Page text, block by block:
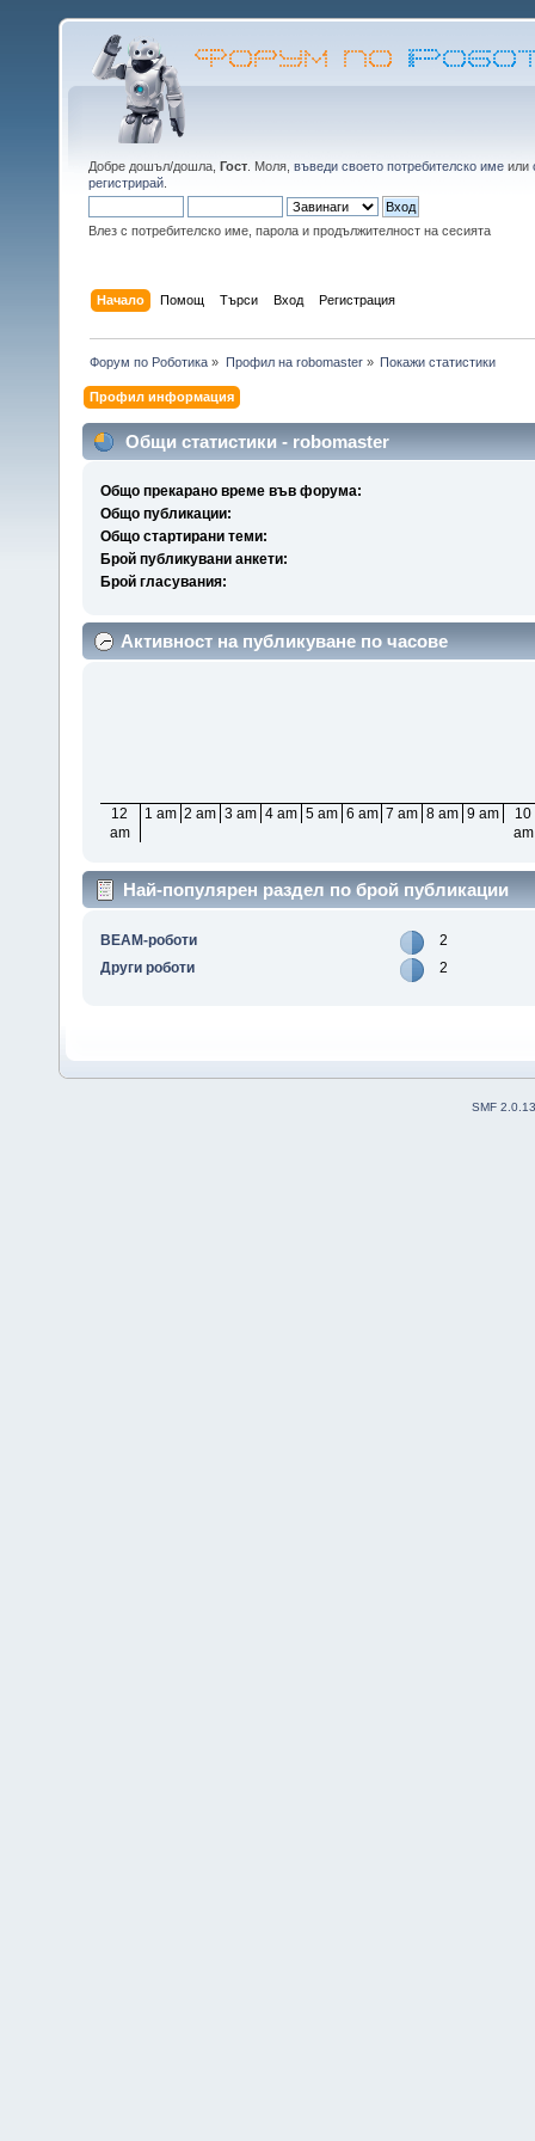
Добре дошъл/дошла, Гост . Моля, въведи своето потребителско име или
регистрирай
Влез с потребителско име, парола и продължителност на сесията
Начало Помощ Търси Вход Регистрация
Форум по Роботика » Профил на robomaster» Покажи статистики
Профил информация
Общи статистики - robomaster
Общо прекарано време във форума:
Общо публикации:
Общо стартирани теми:
Брой публикувани анкети:
Брой гласувания:
Активност на публикуване по часове
12
am
1 am 2 am 3 am 4 am 5 am 6 am 7 am 8 am 9 am
10
am
Най-популярен раздел по брой публикации
BEAM-роботи
2
Други роботи
2
SMF 2.0.13